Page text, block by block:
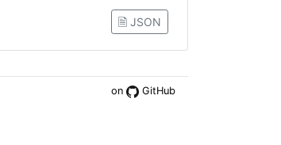
🗎 JSON
on GitHub